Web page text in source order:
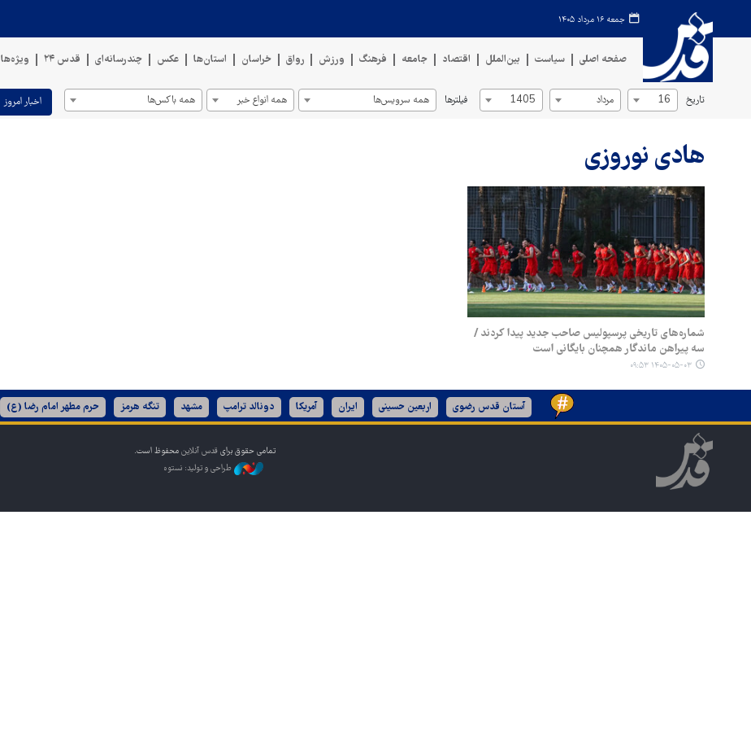
جمعه ۱۶ مرداد ۱۴۰۵
صفحه اصلی سیاست بین‌الملل اقتصاد جامعه فرهنگ ورزش رواق خراسان استان‌ها عکس چندرسانه‌ای قدس ۲۴ ویژه‌ها
تاریخ 16 مرداد 1405 فیلترها همه سرویس‌ها همه انواع خبر همه باکس‌ها اخبار امروز
هادی نوروزی
شماره‌های تاریخی پرسپولیس صاحب جدید پیدا کردند /
سه پیراهن ماندگار همچنان بایگانی است
۱۴۰۵-۰۵-۰۳ ۰۹:۵۳
آستان قدس رضوی اربعین حسینی ایران آمریکا دونالد ترامپ مشهد تنگه هرمز حرم مطهر امام رضا (ع)
تمامی حقوق برای قدس آنلاین محفوظ است.
طراحی و تولید: نستوه